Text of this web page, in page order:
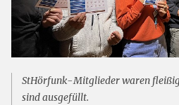
StHörfunk-Mitglieder waren
sind ausgefüllt.